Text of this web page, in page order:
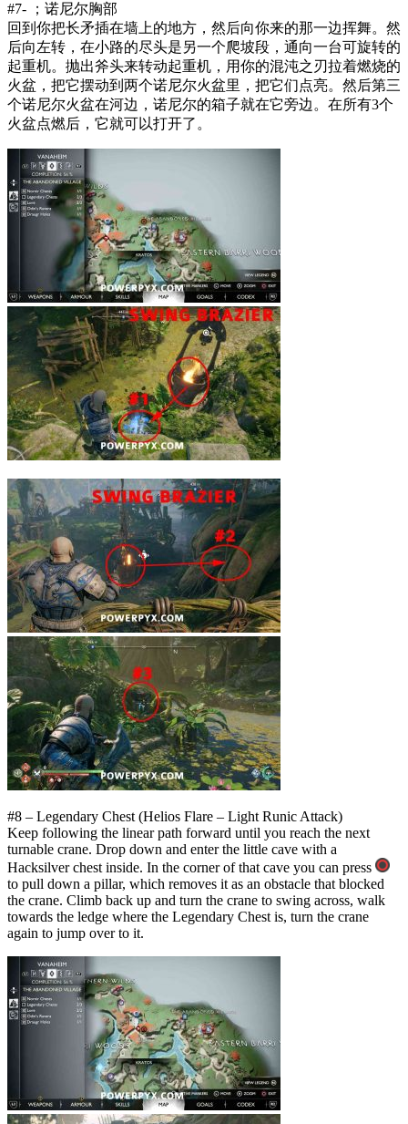
#7- ；诺尼尔胸部
回到你把长矛插在墙上的地方，然后向你来的那一边挥舞。然
后向左转，在小路的尽头是另一个爬坡段，通向一台可旋转的
起重机。抛出斧头来转动起重机，用你的混沌之刃拉着燃烧的
火盆，把它摆动到两个诺尼尔火盆里，把它们点亮。然后第三
个诺尼尔火盆在河边，诺尼尔的箱子就在它旁边。在所有3个
火盆点燃后，它就可以打开了。
#8 – Legendary Chest (Helios Flare – Light Runic Attack)
Keep following the linear path forward until you reach the next
turnable crane. Drop down and enter the little cave with a
Hacksilver chest inside. In the corner of that cave you can press
to pull down a pillar, which removes it as an obstacle that blocked
the crane. Climb back up and turn the crane to swing across, walk
towards the ledge where the Legendary Chest is, turn the crane
again to jump over to it.